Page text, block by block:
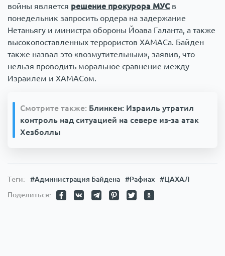
войны является решение прокурора МУСв
понедельник запросить ордера на задержание
Нетаньягу и министра обороны Йоава Галанта, а также
высокопоставленных террористов ХАМАСа. Байден
также назвал это «возмутительным», заявив, что
нельзя проводить моральное сравнение между
Израилем и ХАМАСом.
Смотрите также: Блинкен: Израиль утратил
контроль над ситуацией на севере из-за атак
Хезболлы
Теги: #Администрация Байдена #Рафиах
#ЦАХАЛ
Поделиться: